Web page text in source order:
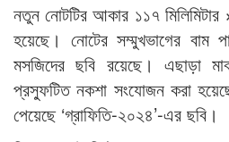
নতুন নোটটির আকার ১১৭ মিলিমিটার
হয়েছে। নোটের সম্মুখভাগের বাম
মসজিদের ছবি রয়েছে। এছাড়া
প্রস্ফুটিত নকশা সংযোজন করা
পেয়েছে ‘গ্রাফিতি-২০২৪’-এর ছবি।